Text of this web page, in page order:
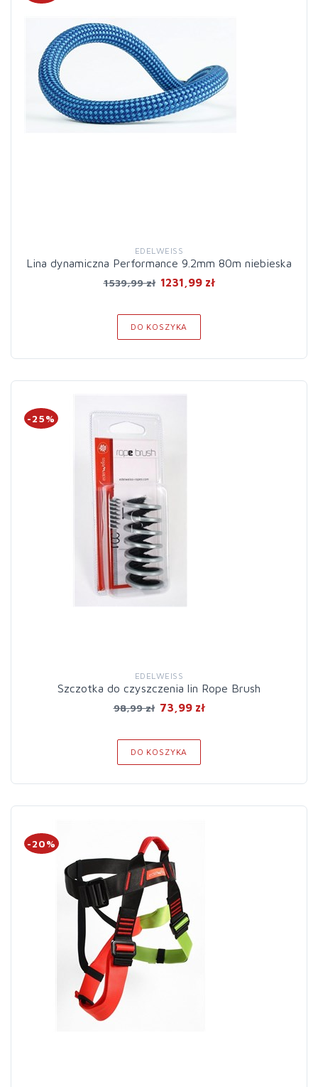
EDELWEISS
Lina dynamiczna Performance 9.2mm 80m niebieska
1539,99 zł 1231,99 zł
DO KOSZYKA
-25%
EDELWEISS
Szczotka do czyszczenia lin Rope Brush
98,99 zł 73,99 zł
DO KOSZYKA
-20%